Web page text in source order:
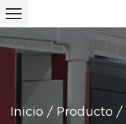
Inicio / Producto /